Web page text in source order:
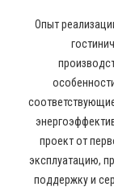
Опыт
проект от
эксплуатацию,
поддержку и